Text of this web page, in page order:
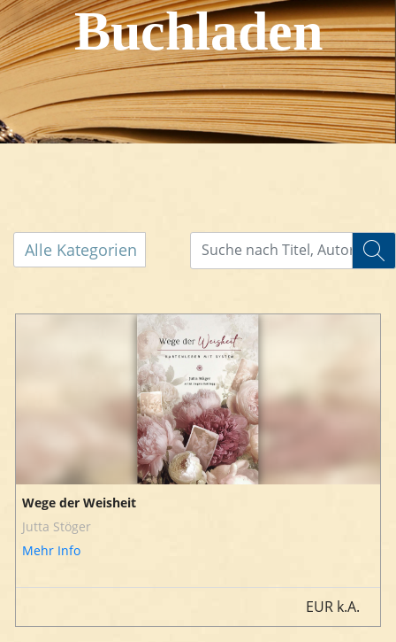
Buchladen
Alle Kategorien
Wege der Weisheit
Jutta Stöger
Mehr Info
EUR k.A.